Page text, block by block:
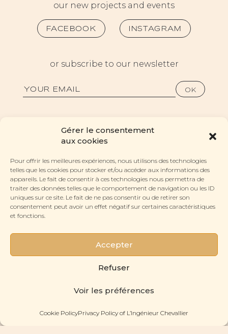
Gérer le consentement
aux cookies
Pour offrir les meilleures expériences, nous utilisons des technologies
telles que les cookies pour stocker et/ou accéder aux informations des
appareils. Le fait de consentir à ces technologies nous permettra de
traiter des données telles que le comportement de navigation ou les ID
uniques sur ce site. Le fait de ne pas consentir ou de retirer son
consentement peut avoir un effet négatif sur certaines caractéristiques
et fonctions.
Accepter
Refuser
Voir les préférences
Cookie PolicyPrivacy Policy of L’Ingénieur Chevallier
MAKE AN APPOINTMENT
our new projects and events
FACEBOOK INSTAGRAM
or subscribe to our newsletter
SECTIONS
Eyeglasses
The Workshop
CONTACT
The Gazette
The Press Review
FOLLOW US
Instagram
Sitemap.
Legal Notice & Credits